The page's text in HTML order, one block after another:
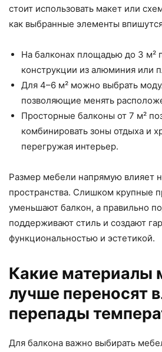
стоит использовать макет или
как выбранные элементы
На балконах площадью до 3 м²
конструкции из алюминия или
Для 4–6 м² можно выбрать
позволяющие менять
Просторные балконы от 7 м²
комбинировать зоны отдыха и
перегружая интерьер.
Размер мебели напрямую влияет
пространства. Слишком крупные
уменьшают балкон, а правильно
поддерживают стиль и создают
функциональностью и эстетикой.
Какие материалы
лучше переносят
перепады
Для балкона важно выбирать